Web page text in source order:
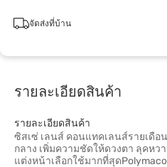
จัดส่งที่บ้าน
รายละเอียดสินค้า
รายละเอียดสินค้า
ซิสเซ่ เลนส์ คอนแทคเลนส์รายเดื
กลาง เพิ่มความชัดให้ดวงตา ลุคหว
แต่งหน้าเลือกใช้มากที่สุด